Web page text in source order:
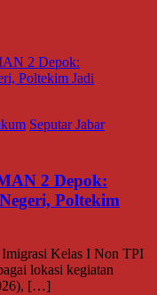
Seputar Jabar
2 Depok:
Poltekim
Kelas I Non TPI
lokasi kegiatan
[…]